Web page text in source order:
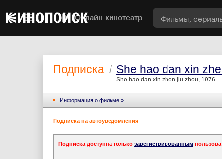
Онлайн-кинотеатр
Подписка / She hao dan xin
She hao dan xin zhen jiu zhou, 1976
Информация o фильме »
Подписка на автоуведомления
Подписка доступна только зарегистрированным